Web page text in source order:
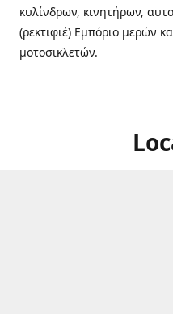
κυλίνδρων, κινητήρων,
(ρεκτιφιέ) Εμπόριο μερών
μοτοσικλετών.